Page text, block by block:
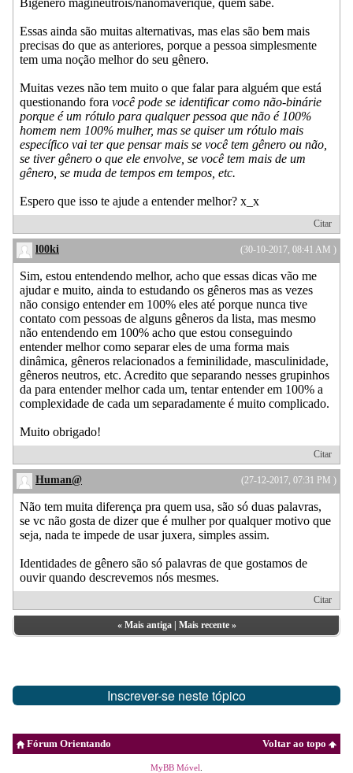
Essas ainda são muitas alternativas, mas elas são bem mais
precisas do que as anteriores, porque a pessoa simplesmente
tem uma noção melhor do seu gênero.
Muitas vezes não tem muito o que falar para alguém que está
questionando fora você pode se identificar como não-binárie
porque é um rótulo para qualquer pessoa que não é 100%
homem nem 100% mulher, mas se quiser um rótulo mais
específico vai ter que pensar mais se você tem gênero ou não,
se tiver gênero o que ele envolve, se você tem mais de um
gênero, se muda de tempos em tempos, etc.
Espero que isso te ajude a entender melhor? x_x
Citar
(30-10-2017, 08:41 AM )
l00ki
Sim, estou entendendo melhor, acho que essas dicas vão me
ajudar e muito, ainda to estudando os gêneros mas as vezes
não consigo entender em 100% eles até porque nunca tive
contato com pessoas de alguns gêneros da lista, mas mesmo
não entendendo em 100% acho que estou conseguindo
entender melhor como separar eles de uma forma mais
dinâmica, gêneros relacionados a feminilidade, masculinidade,
gêneros neutros, etc. Acredito que separando nesses grupinhos
da para entender melhor cada um, tentar entender em 100% a
complexidade de cada um separadamente é muito complicado.
Muito obrigado!
Citar
(27-12-2017, 07:31 PM )
Human@
Não tem muita diferença pra quem usa, são só duas palavras,
se vc não gosta de dizer que é mulher por qualquer motivo que
seja, nada te impede de usar juxera, simples assim.
Identidades de gênero são só palavras de que gostamos de
ouvir quando descrevemos nós mesmes.
Citar
« Mais antiga| Mais recente»
Inscrever-se neste tópico
Voltar ao topo
Fórum Orientando
MyBB Móvel